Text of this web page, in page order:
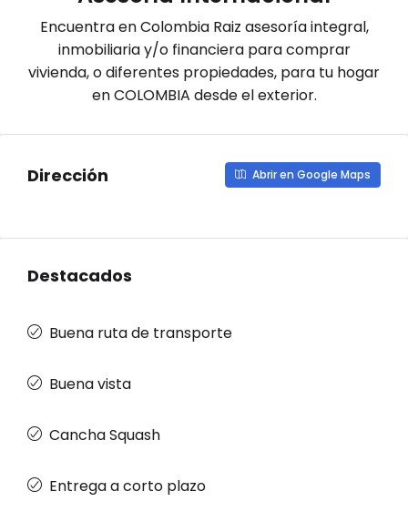
Encuentra en Colombia Raiz asesoría integral,
inmobiliaria y/o financiera para comprar
vivienda, o diferentes propiedades, para tu hogar
en COLOMBIA desde el exterior.
Dirección Abrir en Google Maps
Destacados
Buena ruta de transporte
Buena vista
Cancha Squash
Entrega a corto plazo